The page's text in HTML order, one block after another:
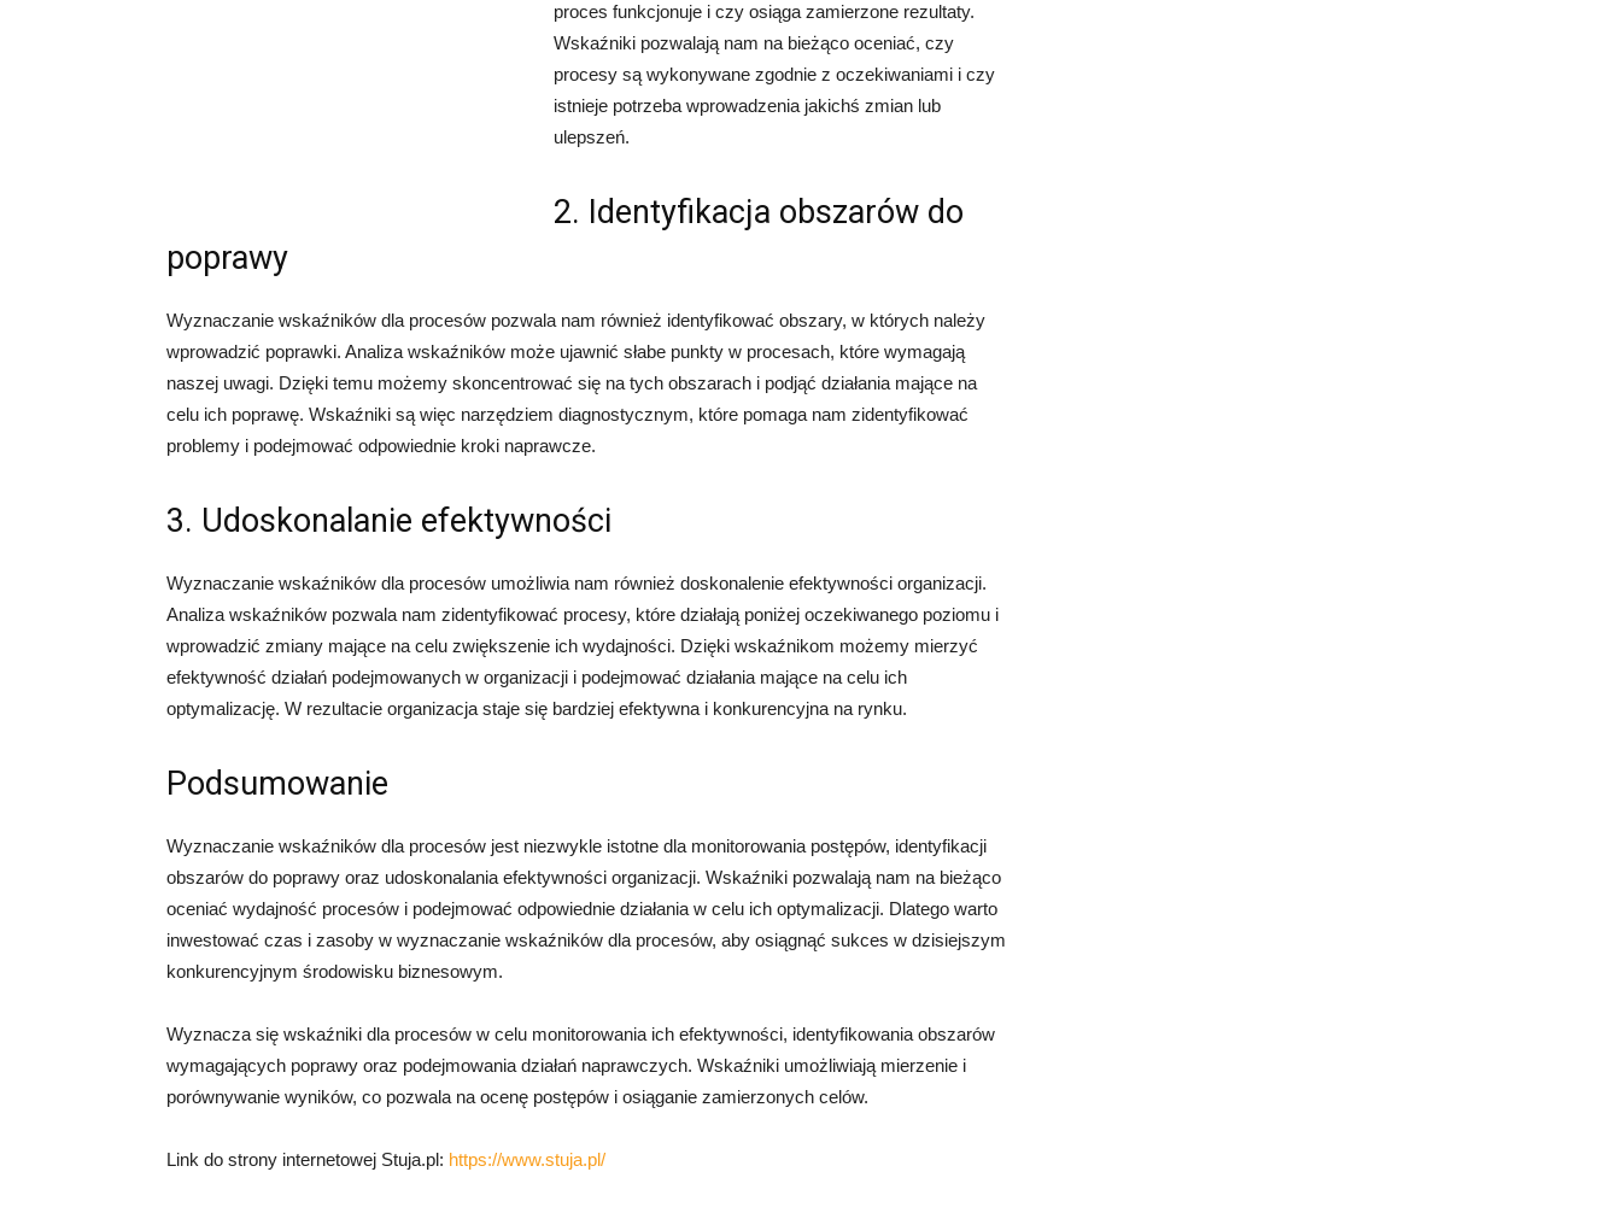
proces funkcjonuje i czy osiąga zamierzone rezultaty.
Wskaźniki pozwalają nam na bieżąco oceniać, czy
procesy są wykonywane zgodnie z oczekiwaniami i czy
istnieje potrzeba wprowadzenia jakichś zmian lub
ulepszeń.
2. Identyfikacja obszarów do
poprawy
Wyznaczanie wskaźników dla procesów pozwala nam również identyfikować obszary, w których należy
wprowadzić poprawki. Analiza wskaźników może ujawnić słabe punkty w procesach, które wymagają
naszej uwagi. Dzięki temu możemy skoncentrować się na tych obszarach i podjąć działania mające na
celu ich poprawę. Wskaźniki są więc narzędziem diagnostycznym, które pomaga nam zidentyfikować
problemy i podejmować odpowiednie kroki naprawcze.
3. Udoskonalanie efektywności
Wyznaczanie wskaźników dla procesów umożliwia nam również doskonalenie efektywności organizacji.
Analiza wskaźników pozwala nam zidentyfikować procesy, które działają poniżej oczekiwanego poziomu i
wprowadzić zmiany mające na celu zwiększenie ich wydajności. Dzięki wskaźnikom możemy mierzyć
efektywność działań podejmowanych w organizacji i podejmować działania mające na celu ich
optymalizację. W rezultacie organizacja staje się bardziej efektywna i konkurencyjna na rynku.
Podsumowanie
Wyznaczanie wskaźników dla procesów jest niezwykle istotne dla monitorowania postępów, identyfikacji
obszarów do poprawy oraz udoskonalania efektywności organizacji. Wskaźniki pozwalają nam na bieżąco
oceniać wydajność procesów i podejmować odpowiednie działania w celu ich optymalizacji. Dlatego warto
inwestować czas i zasoby w wyznaczanie wskaźników dla procesów, aby osiągnąć sukces w dzisiejszym
konkurencyjnym środowisku biznesowym.
Wyznacza się wskaźniki dla procesów w celu monitorowania ich efektywności, identyfikowania obszarów
wymagających poprawy oraz podejmowania działań naprawczych. Wskaźniki umożliwiają mierzenie i
porównywanie wyników, co pozwala na ocenę postępów i osiąganie zamierzonych celów.
Link do strony internetowej Stuja.pl: https://www.stuja.pl/